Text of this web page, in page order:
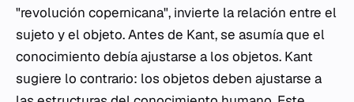
"revolución copernicana", invierte la relación entre el
sujeto y el objeto. Antes de Kant, se asumía que el
conocimiento debía ajustarse a los objetos. Kant
sugiere lo contrario: los objetos deben ajustarse a